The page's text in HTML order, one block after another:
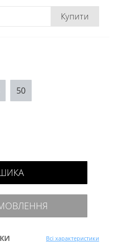
Купити
Всі характеристики
50